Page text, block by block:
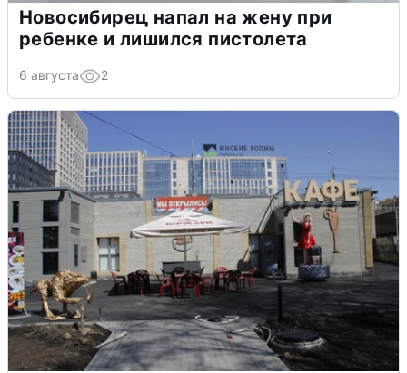
Новосибирец напал на жену при
ребенке и лишился пистолета
6 августа 2